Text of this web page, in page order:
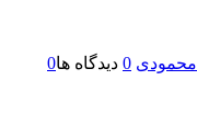
محمودی 0 دیدگاه ها0